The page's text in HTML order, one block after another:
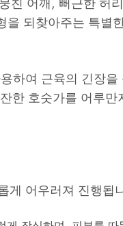
되찾아주는 특별
하여 근육의 긴장
한 호숫가를 어루
게 어우러져 진행됩